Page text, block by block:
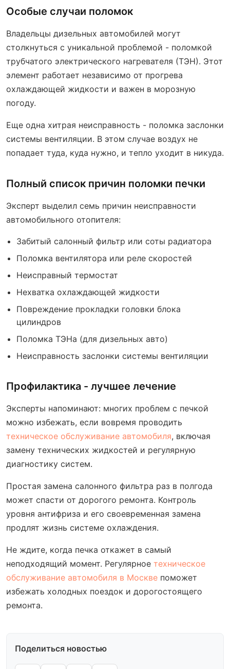
Особые случаи поломок
Владельцы дизельных автомобилей могут
столкнуться с уникальной проблемой - поломкой
трубчатого электрического нагревателя (ТЭН). Этот
элемент работает независимо от прогрева
охлаждающей жидкости и важен в морозную
погоду.
Еще одна хитрая неисправность - поломка заслонки
системы вентиляции. В этом случае воздух не
попадает туда, куда нужно, и тепло уходит в никуда.
Полный список причин поломки печки
Эксперт выделил семь причин неисправности
автомобильного отопителя:
Забитый салонный фильтр или соты радиатора
Поломка вентилятора или реле скоростей
Неисправный термостат
Нехватка охлаждающей жидкости
Повреждение прокладки головки блока
цилиндров
Поломка ТЭНа (для дизельных авто)
Неисправность заслонки системы вентиляции
Профилактика - лучшее лечение
Эксперты напоминают: многих проблем с печкой
можно избежать, если вовремя проводить
техническое обслуживание автомобиля, включая
замену технических жидкостей и регулярную
диагностику систем.
Простая замена салонного фильтра раз в полгода
может спасти от дорогого ремонта. Контроль
уровня антифриза и его своевременная замена
продлят жизнь системе охлаждения.
Не ждите, когда печка откажет в самый
неподходящий момент. Регулярное техническое
обслуживание автомобиля в Москве поможет
избежать холодных поездок и дорогостоящего
ремонта.
Поделиться новостью